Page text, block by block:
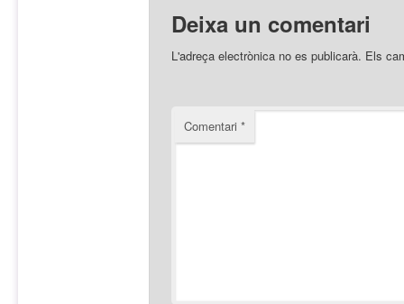
Deixa un comentari
L'adreça electrònica no es publicarà. Els
Comentari *